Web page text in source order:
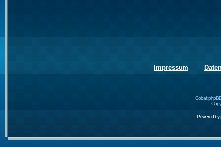
Impressum
Cobalt
Powered by